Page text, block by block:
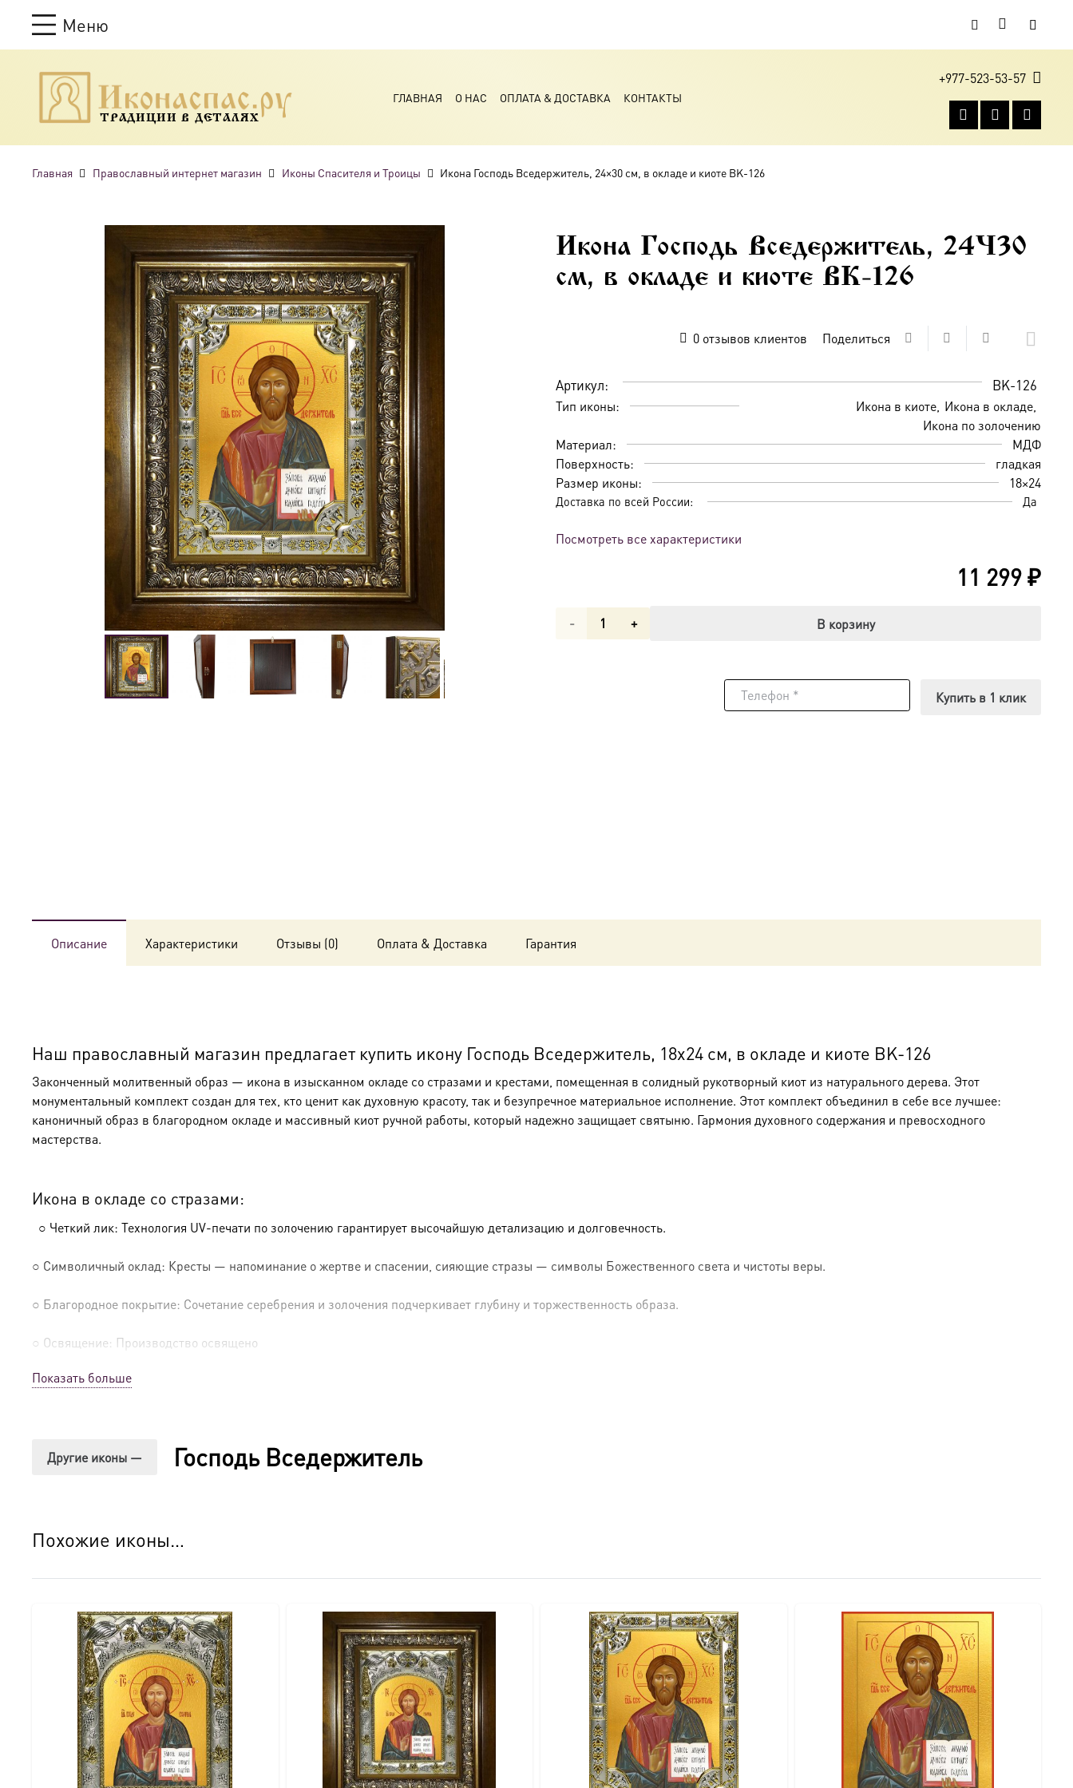
Меню
ТРАДИЦИИ В ДЕТАЛЯХ
ГЛАВНАЯ О НАС ОПЛАТА & ДОСТАВКА КОНТАКТЫ
+977-523-53-57
Главная Православный интернет магазин Иконы Спасителя и Троицы Икона Господь Вседержитель, 24×30 см, в окладе и киоте BK-126
Икона Господь Вседержитель, 24×30
см, в окладе и киоте BK-126
0отзывов клиентов Поделиться
Артикул: BK-126
Тип иконы: Икона в киоте Икона в окладе
Икона по золочению
Материал:
МДФ
Поверхность:
гладкая
Размер иконы:
18×24
Доставка по всей России: Да
Посмотреть все характеристики
11 299₽
Количество
BK-
В корзину
Купить в 1 клик
Описание Характеристики Отзывы (0) Оплата & Доставка Гарантия
Наш православный магазин предлагает купить икону Господь Вседержитель, 18х24 см, в окладе и киоте BK-126
Законченный молитвенный образ — икона в изысканном окладе со стразами и крестами, помещенная в солидный рукотворный киот из натурального дерева. Этот
монументальный комплект создан для тех, кто ценит как духовную красоту, так и безупречное материальное исполнение. Этот комплект объединил в себе все лучшее:
каноничный образ в благородном окладе и массивный киот ручной работы, который надежно защищает святыню. Гармония духовного содержания и превосходного
мастерства.
Икона в окладе со стразами:
○ Четкий лик: Технология UV-печати по золочению гарантирует высочайшую детализацию и долговечность.
○ Символичный оклад: Кресты — напоминание о жертве и спасении, сияющие стразы — символы Божественного света и чистоты веры.
○ Благородное покрытие: Сочетание серебрения и золочения подчеркивает глубину и торжественность образа.
○ Освящение: Производство освящено
○ Натуральное дерево: Каждый киот изготавливается вручную из массива дерева, что подчеркивает его эксклюзивность и ценность.
○ Конструкция «книжка»: Удобная распашная система позволяет легко открыть киот для доступа к иконе.
○ Золотая петелька: Надежный элемент для навешивания на стену, дополняющий общий благородный вид.
Детали изготовления:
● Икона:
○ Размер: 18×24 см.
○ Основа: МДФ.
Показать больше
Другие иконы — Господь Вседержитель
Похожие иконы…